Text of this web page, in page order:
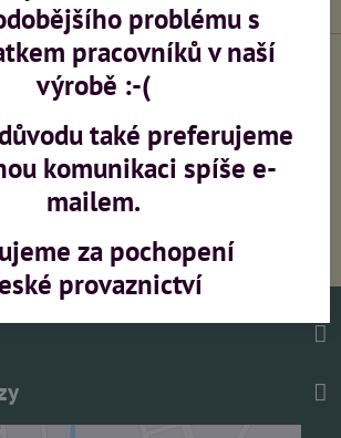
Zaměření, montáž,
konzultace
ZDARMA
problému s
pracovníků v naší
výrobě :-(
také preferujeme
komunikaci spíše e-
mailem.
za pochopení
provaznictví